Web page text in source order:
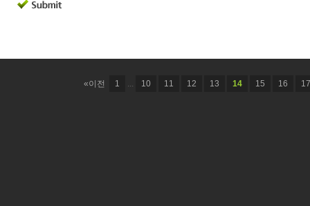
«이전 1 ... 10 11 12 13 14 15 16 17